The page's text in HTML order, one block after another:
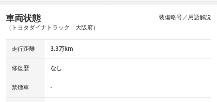
車両状態
（トヨタダイナトラック 大阪府）
装備略号／用語解説
走行距離 3.3万km
修復歴 なし
禁煙車 -